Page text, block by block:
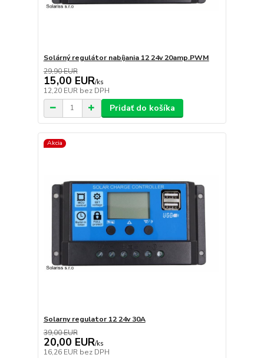
Solárný regulátor nabíjania 12 24v 20amp.PWM
29,90 EUR
15,00 EUR/ks
12,20 EUR bez DPH
Pridať do košíka
Akcia
Solarny regulator 12 24v 30A
39,00 EUR
20,00 EUR/ks
16,26 EUR bez DPH